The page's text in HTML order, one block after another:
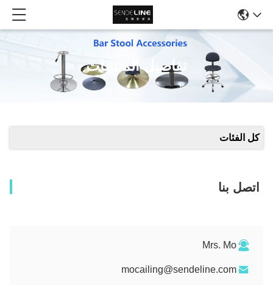
تفاصيل المنتجات
كل الفئات
اتصل بنا
Mrs. Mo
mocailing@sendeline.com